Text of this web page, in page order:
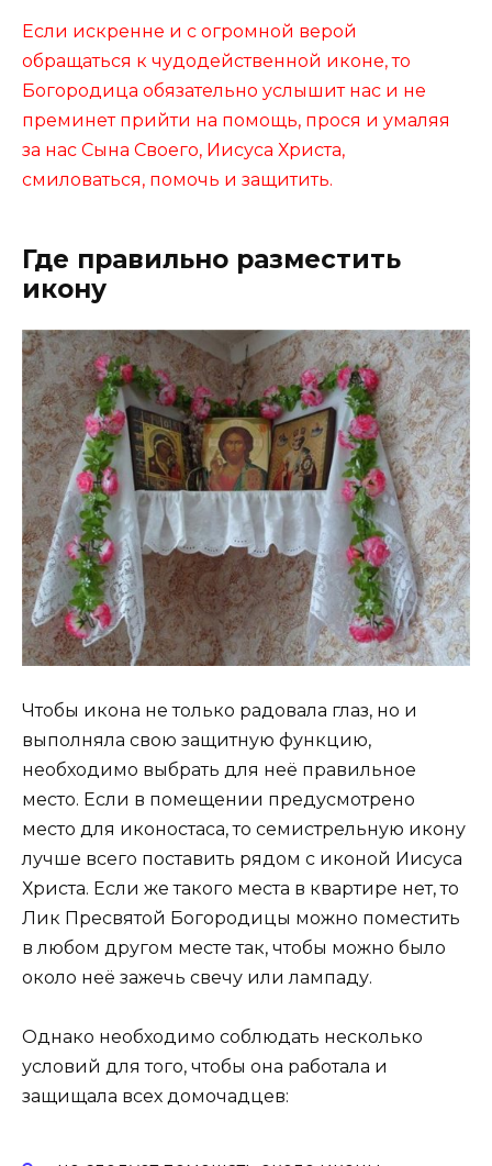
Если искренне и с огромной верой
обращаться к чудодейственной иконе, то
Богородица обязательно услышит нас и не
преминет прийти на помощь, прося и умаляя
за нас Сына Своего, Иисуса Христа,
смиловаться, помочь и защитить.
Где правильно разместить
икону
Чтобы икона не только радовала глаз, но и
выполняла свою защитную функцию,
необходимо выбрать для неё правильное
место. Если в помещении предусмотрено
место для иконостаса, то семистрельную икону
лучше всего поставить рядом с иконой Иисуса
Христа. Если же такого места в квартире нет, то
Лик Пресвятой Богородицы можно поместить
в любом другом месте так, чтобы можно было
около неё зажечь свечу или лампаду.
Однако необходимо соблюдать несколько
условий для того, чтобы она работала и
защищала всех домочадцев: